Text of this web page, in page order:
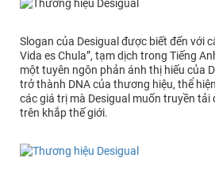
Slogan của Desigual được biết đến với
Vida es Chula”, tạm dịch trong Tiếng
một tuyên ngôn phản ánh thị hiếu của
trở thành DNA của thương hiệu, thể
các giá trị mà Desigual muốn truyền tải
trên khắp thế giới.